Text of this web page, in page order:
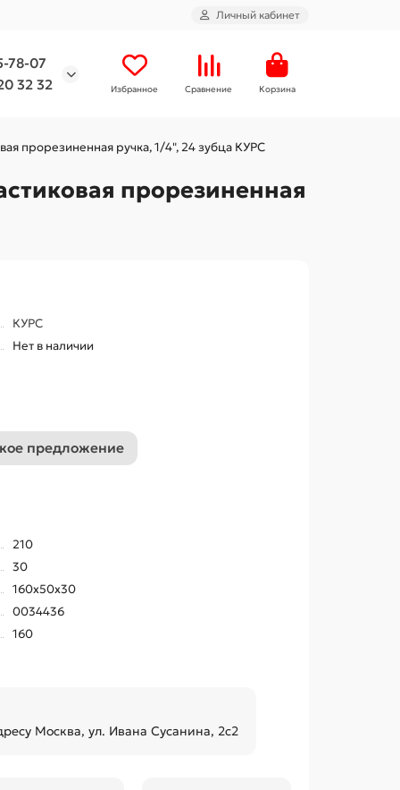
Личный кабинет
78-07
32 32
Избранное Сравнение Корзина
прорезиненная ручка, 1/4", 24 зубца КУРС
прорезиненная
КУРС
Нет в наличии
предложение
210
30
160x50x30
0034436
160
Москва, ул. Ивана Сусанина, 2с2